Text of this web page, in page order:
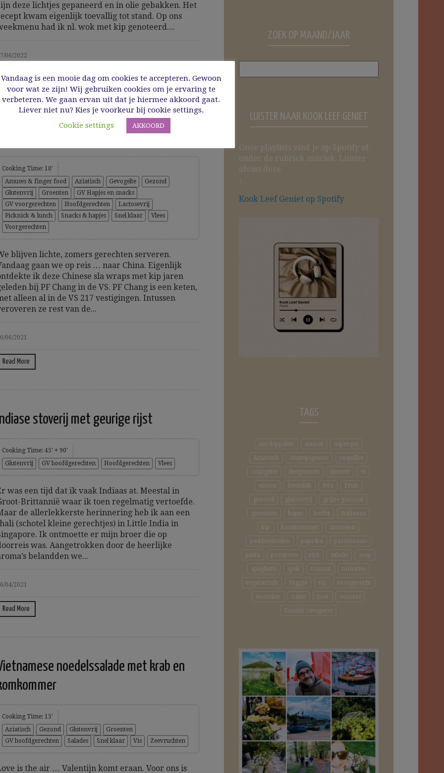
deze lichtjes gepaneerd en in olie gebakken. Het
kwam eigenlijk toevallig tot stand. Op ons
had ik nl. wok met kip genoteerd....
06/2022
Read More
Cooking Time: 10'
Amuses & finger food
Aziatisch Gevogelte
Gezond
Glutenvrij
Groenten
GV Hapjes en snacks
GV voorgerechten
Hoofdgerechten
Lactosevrij
Picknick & lunch
Snacks & hapjes Snel klaar
Vlees
Voorgerechten
blijven lichte, zomers gerechten serveren.
gaan we op reis … naar China. Eigenlijk
ik deze Chinese sla wraps met kip jaren
bij PF Chang in de VS. PF Chang is een keten,
alleen al in de VS 217 vestigingen. Intussen
ze rest van de...
06/2021
Read More
stoverij met geurige rijst
Cooking Time: 45' + 90'
Glutenvrij
GV hoofdgerechten Hoofdgerechten Vlees
was een tijd dat ik vaak Indiaas at. Meestal in
Brittannië waar ik toen regelmatig vertoefde.
de allerlekkerste herinnering heb ik aan een
(schotel kleine gerechtjes) in Little India in
Ik ontmoette er mijn broer die op
was. Aangetrokken door de heerlijke
belandden we...
04/2021
Read More
noedelssalade met krab en
Cooking Time: 15'
Aziatisch
Gezond Glutenvrij
Groenten
GV hoofdgerechten
Salades Snel klaar Vis Zeevruchten
is the air … Valentijn komt eraan. Voor ons is
ZOEK OP MAAND/JAAR
LUISTER NAAR KOOK LEEF GENIET
Onze playlists vind je op Spotify of
onder de rubriek muziek. Luister
alvast deze
↓
Kook Leef Geniet op Spotify
TAGS
aardappelen amuse
asperges
Aziatisch
champignons
coquilles
courgette
deegwaren dessert
ei
eieren
feestelijk feta
Fruit
gezond
glutenvrij
grijze garnaal
groenten
hapje herfst
Italiaans
kip
komkommer
mosselen
paddenstoelen
paprika
parmezaan
pasta
pompoen rijst salade
soep
spaghetti
spek tomaat
tomaten
vegetarisch
Veggie vis
voorgerecht
wortelen
zalm zoet
zomers
Zonder categorie
Vandaag is een mooie dag om cookies te accepteren. Gewoon
voor wat ze zijn! Wij gebruiken cookies om je ervaring te
verbeteren. We gaan ervan uit dat je hiermee akkoord gaat.
Liever niet nu? Kies je voorkeur bij cookie settings.
Cookie settings
AKKOORD